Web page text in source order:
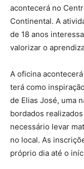
acontecerá no
Continental. A
de 18 anos
valorizar o
A oficina acontecerá
terá como
de Elias José, uma
bordados
necessário levar
no local. As
próprio dia até o